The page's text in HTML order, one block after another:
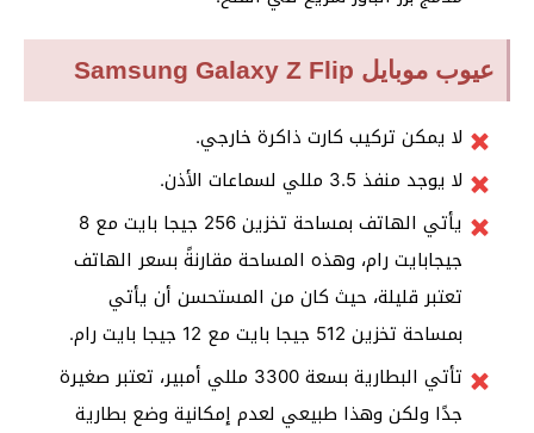
عيوب موبايل Samsung Galaxy Z Flip
لا يمكن تركيب كارت ذاكرة خارجي.
لا يوجد منفذ 3.5 مللي لسماعات الأذن.
يأتي الهاتف بمساحة تخزين 256 جيجا بايت مع 8
جيجابايت رام، وهذه المساحة مقارنةً بسعر الهاتف
تعتبر قليلة، حيث كان من المستحسن أن يأتي
بمساحة تخزين 512 جيجا بايت مع 12 جيجا بايت رام.
تأتي البطارية بسعة 3300 مللي أمبير، تعتبر صغيرة
جدًا ولكن وهذا طبيعي لعدم إمكانية وضع بطارية